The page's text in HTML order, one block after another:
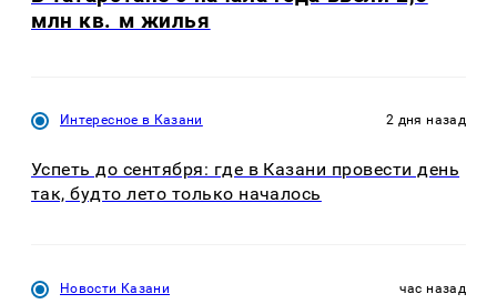
млн кв. м жилья
Интересное в Казани 2 дня назад
Успеть до сентября: где в Казани провести день
так, будто лето только началось
Новости Казани час назад